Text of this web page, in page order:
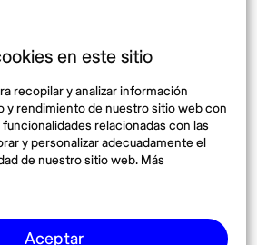
en este sitio
recopilar y analizar información
y rendimiento de nuestro sitio web con
relacionadas con las
y personalizar adecuadamente el
de nuestro sitio web. Más
Aceptar
Destinos